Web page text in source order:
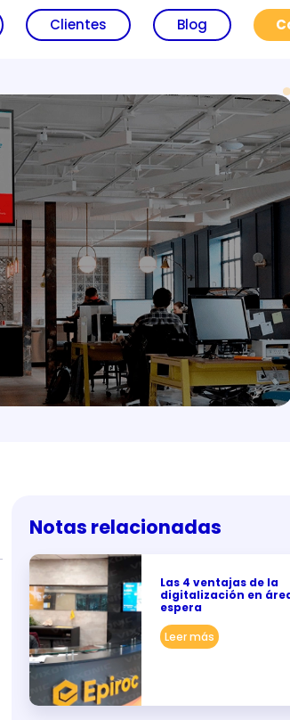
Clientes Blog
Notas relacionadas
Las 4 ventajas de la
digitalización en
espera
Leer más